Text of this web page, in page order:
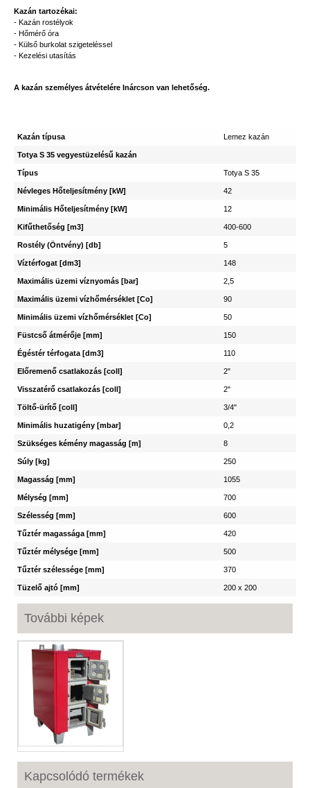
Kazán tartozékai:
- Kazán rostélyok
- Hőmérő óra
- Külső burkolat szigeteléssel
- Kezelési utasítás
A kazán személyes átvételére Inárcson van lehetőség.
Kazán típusa Lemez kazán
Totya S 35 vegyestüzelésű kazán
Típus Totya S 35
Névleges Hőteljesítmény [kW] 42
Minimális Hőteljesítmény [kW] 12
Kifűthetőség [m3] 400-600
Rostély (Öntvény) [db] 5
Víztérfogat [dm3] 148
Maximális üzemi víznyomás [bar] 2,5
Maximális üzemi vízhőmérséklet [Co] 90
Minimális üzemi vízhőmérséklet [Co] 50
Füstcső átmérője [mm] 150
Égéstér térfogata [dm3] 110
Előremenő csatlakozás [coll] 2"
Visszatérő csatlakozás [coll] 2"
Töltő-ürítő [coll] 3/4"
Minimális huzatigény [mbar] 0,2
Szükséges kémény magasság [m] 8
Súly [kg] 250
Magasság [mm] 1055
Mélység [mm] 700
Szélesség [mm] 600
Tűztér magassága [mm] 420
Tűztér mélysége [mm] 500
Tűztér szélessége [mm] 370
Tüzelő ajtó [mm] 200 x 200
További képek
Kapcsolódó termékek